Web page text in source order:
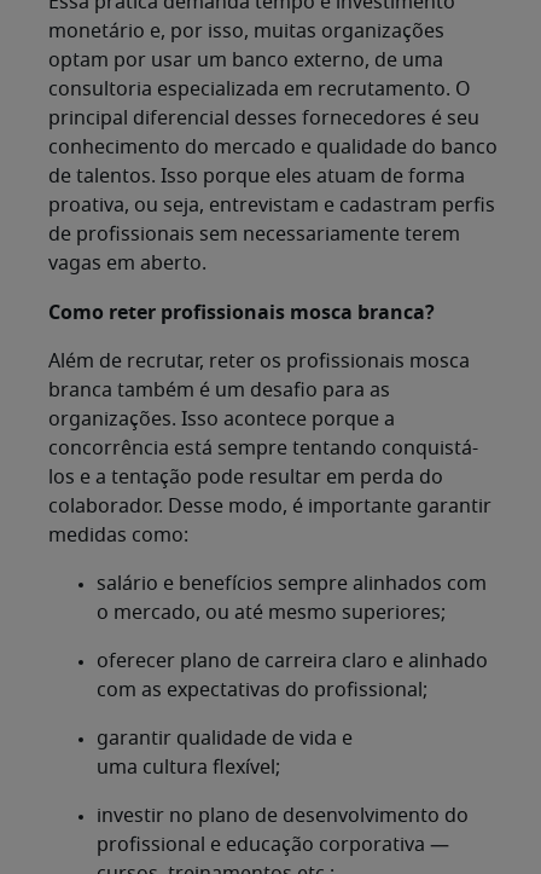
monetário e, por isso, muitas organizações
optam por usar um banco externo, de uma
consultoria especializada em recrutamento. O
principal diferencial desses fornecedores é seu
conhecimento do mercado e qualidade do banco
de talentos. Isso porque eles atuam de forma
proativa, ou seja, entrevistam e cadastram perfis
de profissionais sem necessariamente terem
vagas em aberto.
Como reter profissionais mosca branca?
Além de recrutar, reter os profissionais mosca
branca também é um desafio para as
organizações. Isso acontece porque a
concorrência está sempre tentando conquistá-
los e a tentação pode resultar em perda do
colaborador. Desse modo, é importante garantir
medidas como:
salário e benefícios sempre alinhados com
o mercado, ou até mesmo superiores;
oferecer plano de carreira claro e alinhado
com as expectativas do profissional;
garantir qualidade de vida e
uma cultura flexível;
investir no plano de desenvolvimento do
profissional e educação corporativa —